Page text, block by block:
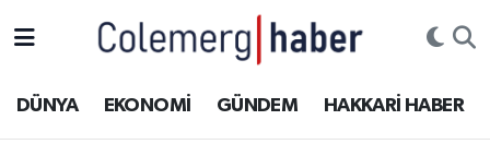
DÜNYA EKONOMİ GÜNDEM HAKKARİ HABER
ASAYİŞ
Hakkâri Hava Durumu